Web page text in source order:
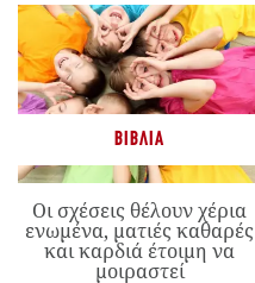
ΒΙΒΛΊΑ
Οι σχέσεις θέλουν χέρια
ενωμένα, ματιές καθαρές
και καρδιά έτοιμη να
μοιραστεί